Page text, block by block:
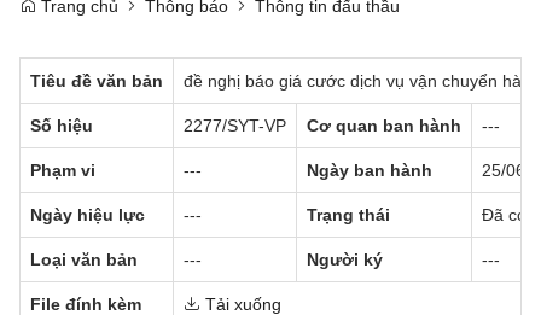
Trang chủ Thông báo Thông tin đấu thầu
Tiêu đề văn bản đề nghị báo giá cước dịch vụ vận chuyển
Số hiệu 2277/SYT-VP Cơ quan ban hành ---
Phạm vi --- Ngày ban hành 25/06/
Ngày hiệu lực --- Trạng thái Đã có
Loại văn bản --- Người ký ---
File đính kèm Tải xuống